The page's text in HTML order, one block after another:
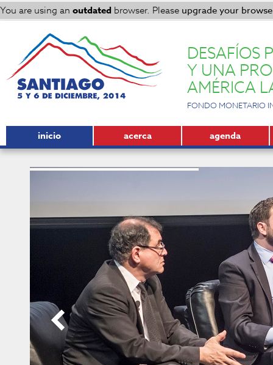
You are using an outdated browser. Please upgrade your
DESAFÍOS
Y UNA
AMÉRICA
FONDO MONETARIO
inicio acerca agenda